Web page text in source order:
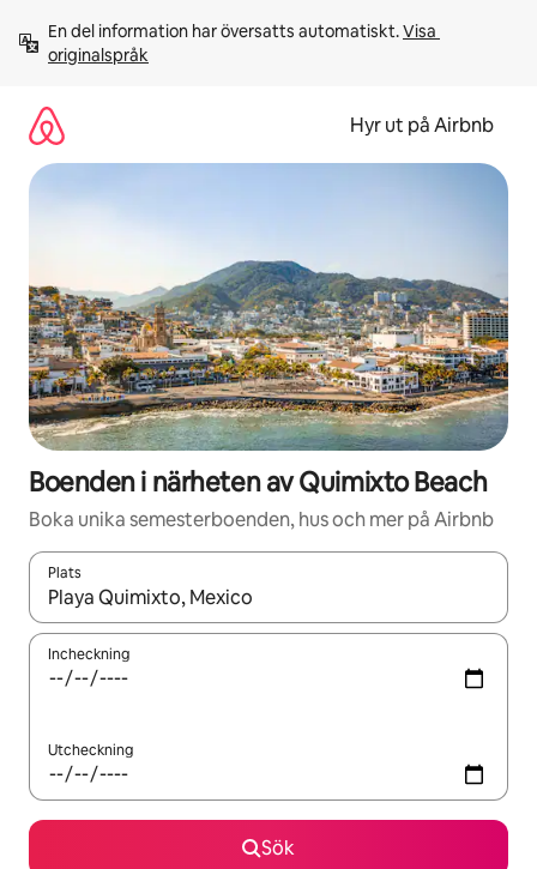
innehåll
En del information har översatts automatiskt. Visa
originalspråk
Hyr ut på Airbnb
Boenden i närheten av Quimixto Beach
Boka unika semesterboenden, hus och mer på Airbnb
Plats
När resultaten är tillgängliga kan du navigera med upp- och
Incheckning
Utcheckning
Sök